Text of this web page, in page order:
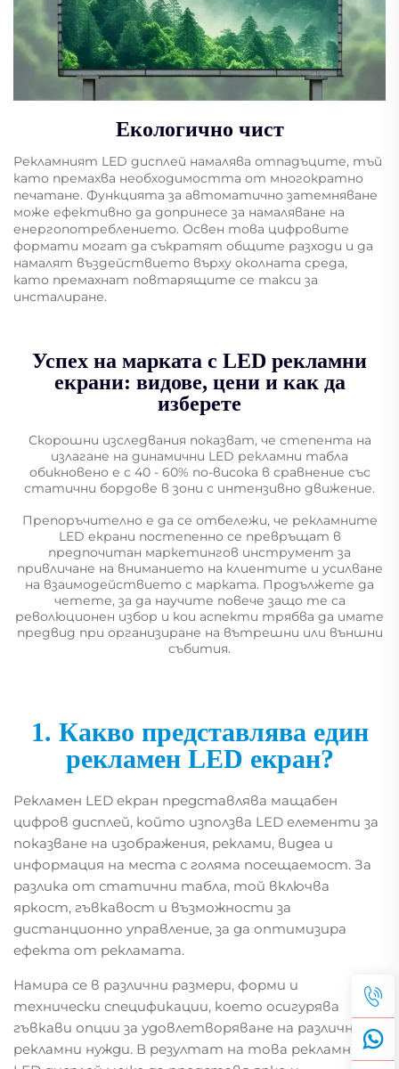
Екологично чист
Рекламният LED дисплей намалява отпадъците, тъй
като премахва необходимостта от многократно
печатане. Функцията за автоматично затемняване
може ефективно да допринесе за намаляване на
енергопотреблението. Освен това цифровите
формати могат да съкратят общите разходи и да
намалят въздействието върху околната среда,
като премахнат повтарящите се такси за
инсталиране.
Успех на марката с LED рекламни
екрани: видове, цени и как да
изберете
Скорошни изследвания показват, че степента на
излагане на динамични LED рекламни табла
обикновено е с 40 - 60% по-висока в сравнение със
статични бордове в зони с интензивно движение.
Препоръчително е да се отбележи, че рекламните
LED екрани постепенно се превръщат в
предпочитан маркетингов инструмент за
привличане на вниманието на клиентите и усилване
на взаимодействието с марката. Продължете да
четете, за да научите повече защо те са
революционен избор и кои аспекти трябва да имате
предвид при организиране на вътрешни или външни
събития.
1. Какво представлява един
рекламен LED екран?
Рекламен LED екран представлява мащабен
цифров дисплей, който използва LED елементи за
показване на изображения, реклами, видеа и
информация на места с голяма посещаемост. За
разлика от статични табла, той включва
яркост, гъвкавост и възможности за
дистанционно управление, за да оптимизира
ефекта от рекламата.
Намира се в различни размери, форми и
технически спецификации, което осигурява
гъвкави опции за удовлетворяване на различни
рекламни нужди. В резултат на това рекламният